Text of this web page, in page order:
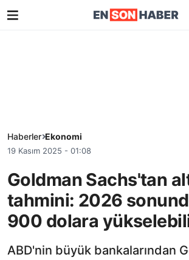
Haberler Ekonomi
19 Kasım 2025 - 01:08
Goldman Sachs'tan
tahmini: 2026
900 dolara
ABD'nin büyük bankalarından